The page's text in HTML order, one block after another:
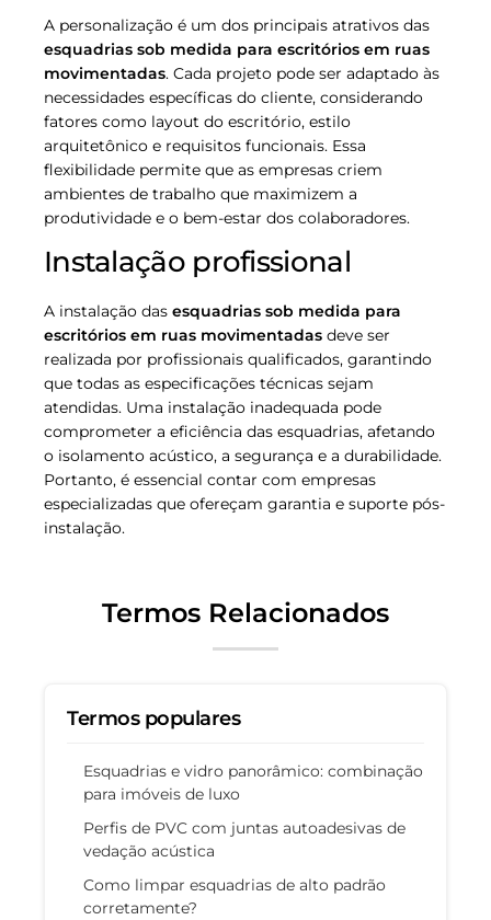
A personalização é um dos principais atrativos das
esquadrias sob medida para escritórios em ruas
movimentadas. Cada projeto pode ser adaptado às
necessidades específicas do cliente, considerando
fatores como layout do escritório, estilo
arquitetônico e requisitos funcionais. Essa
flexibilidade permite que as empresas criem
ambientes de trabalho que maximizem a
produtividade e o bem-estar dos colaboradores.
Instalação profissional
A instalação das esquadrias sob medida para
escritórios em ruas movimentadas deve ser
realizada por profissionais qualificados, garantindo
que todas as especificações técnicas sejam
atendidas. Uma instalação inadequada pode
comprometer a eficiência das esquadrias, afetando
o isolamento acústico, a segurança e a durabilidade.
Portanto, é essencial contar com empresas
especializadas que ofereçam garantia e suporte pós-
instalação.
Termos Relacionados
Termos populares
Esquadrias e vidro panorâmico: combinação
para imóveis de luxo
Perfis de PVC com juntas autoadesivas de
vedação acústica
Como limpar esquadrias de alto padrão
corretamente?